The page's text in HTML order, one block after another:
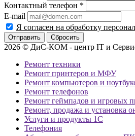
Контактный телефон *
E-mail
Я согласен на обработку
Сбросить
2026 © ДиС-КОМ - центр IT и
Ремонт техники
Ремонт принтеров и МФУ
Ремонт компьютеров и
Ремонт телефонов
Ремонт геймпадов и игровых
Ремонт, продажа и установка
Услуги и продукты 1С
Телефония